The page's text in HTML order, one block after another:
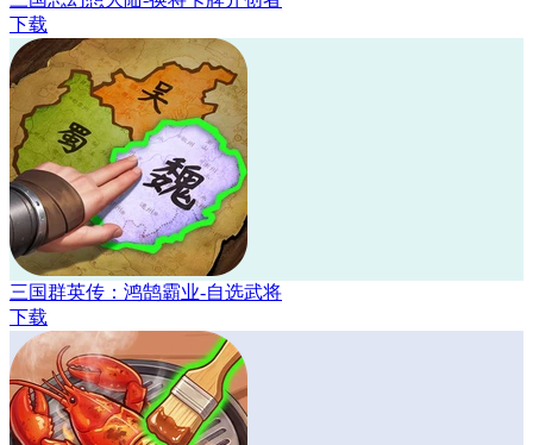
下载
三国群英传：鸿鹄霸业-自选武将
下载